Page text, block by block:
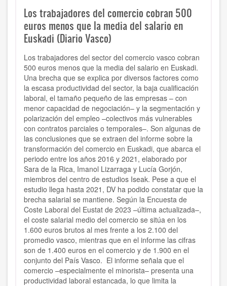
Los trabajadores del comercio cobran 500
euros menos que la media del salario en
Euskadi (Diario Vasco)
Los trabajadores del sector del comercio vasco cobran
500 euros menos que la media del salario en Euskadi.
Una brecha que se explica por diversos factores como
la escasa productividad del sector, la baja cualificación
laboral, el tamaño pequeño de las empresas – con
menor capacidad de negociación– y la segmentación y
polarización del empleo –colectivos más vulnerables
con contratos parciales o temporales–. Son algunas de
las conclusiones que se extraen del informe sobre la
transformación del comercio en Euskadi, que abarca el
periodo entre los años 2016 y 2021, elaborado por
Sara de la Rica, Imanol Lizarraga y Lucía Gorjón,
miembros del centro de estudios Iseak. Pese a que el
estudio llega hasta 2021, DV ha podido constatar que la
brecha salarial se mantiene. Según la Encuesta de
Coste Laboral del Eustat de 2023 –última actualizada–,
el coste salarial medio del comercio se sitúa en los
1.600 euros brutos al mes frente a los 2.100 del
promedio vasco, mientras que en el informe las cifras
son de 1.400 euros en el comercio y de 1.900 en el
conjunto del País Vasco. El informe señala que el
comercio –especialmente el minorista– presenta una
productividad laboral estancada, lo que limita la